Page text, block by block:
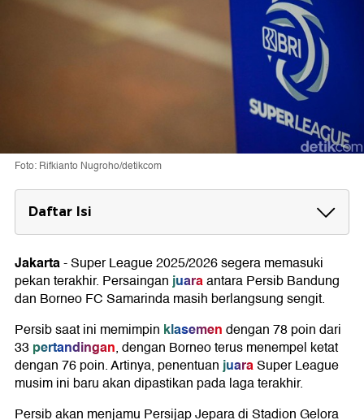
Foto: Rifkianto Nugroho/detikcom
Daftar Isi
Hasil Super League Pekan ke-33
Jumat, 15 Mei 2026
Sabtu, 16 Mei 2026
Minggu, 17 Mei 2026
Jumat, 22 Mei 2026
Sabtu, 23 Mei 2026
Klasemen Super League
Jakarta-Super League2025/2026 segera memasuki
pekan terakhir. PersainganjuaraantaraPersib Bandung
dan Borneo FC Samarindamasih berlangsung sengit.
Persib saat ini memimpin klasemendengan 78 poin dari
33pertandingan, dengan Borneo terus menempel ketat
dengan 76 poin. Artinya, penentuanjuaraSuper League
musim ini baru akan dipastikan pada laga terakhir.
Persib akan menjamu Persijap JeparadiStadion Gelora